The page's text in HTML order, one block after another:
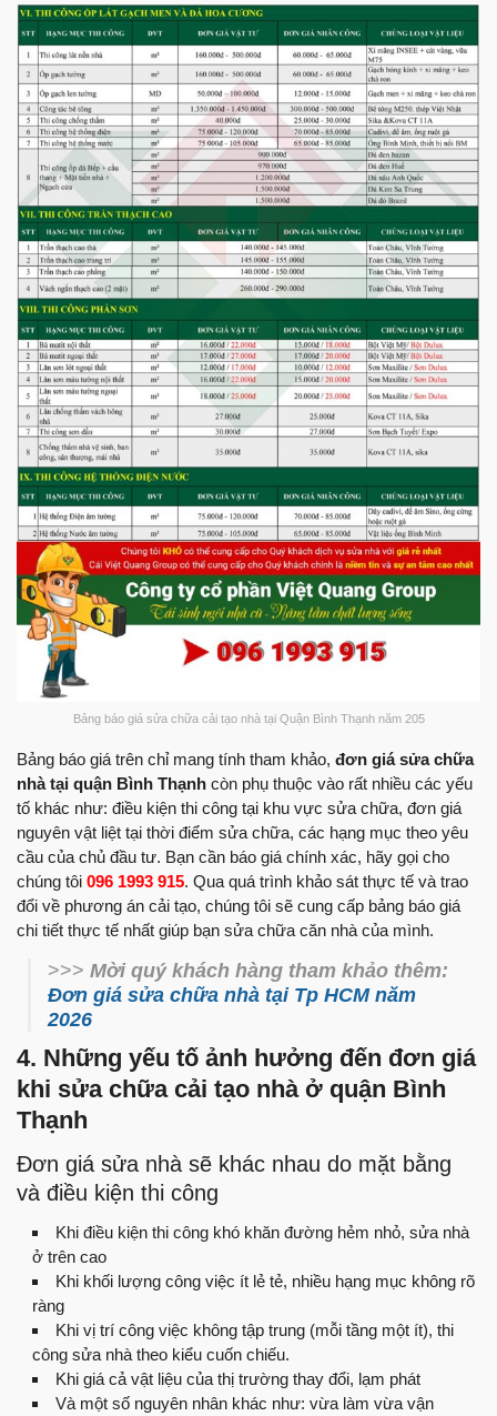
Bảng báo giá sửa chữa cải tạo nhà tại Quận Bình Thạnh năm 205
Bảng báo giá trên chỉ mang tính tham khảo, đơn giá sửa chữa
nhà tại quận Bình Thạnh còn phụ thuộc vào rất nhiều các yếu
tố khác như: điều kiện thi công tại khu vực sửa chữa, đơn giá
nguyên vật liệt tại thời điểm sửa chữa, các hạng mục theo yêu
cầu của chủ đầu tư. Bạn cần báo giá chính xác, hãy gọi cho
chúng tôi 096 1993 915. Qua quá trình khảo sát thực tế và trao
đổi về phương án cải tạo, chúng tôi sẽ cung cấp bảng báo giá
chi tiết thực tế nhất giúp bạn sửa chữa căn nhà của mình.
>>> Mời quý khách hàng tham khảo thêm:
Đơn giá sửa chữa nhà tại Tp HCM năm
2026
4. Những yếu tố ảnh hưởng đến đơn giá
khi sửa chữa cải tạo nhà ở quận Bình
Thạnh
Đơn giá sửa nhà sẽ khác nhau do mặt bằng
và điều kiện thi công
Khi điều kiện thi công khó khăn đường hẻm nhỏ, sửa nhà
ở trên cao
Khi khối lượng công việc ít lẻ tẻ, nhiều hạng mục không rõ
ràng
Khi vị trí công việc không tập trung (mỗi tầng một ít), thi
công sửa nhà theo kiểu cuốn chiếu.
Khi giá cả vật liệu của thị trường thay đổi, lạm phát
Và một số nguyên nhân khác như: vừa làm vừa vận